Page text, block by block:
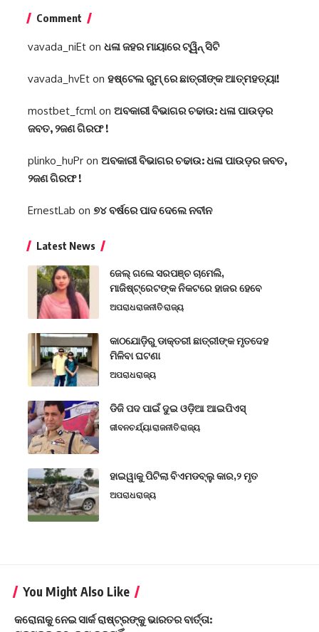
Comment
vavada_niEt on ଧଳା ଜହର ମାୟାରେ ଟ୍ୱିନ୍ ସିଟି
vavada_hvEt on ହଷ୍ଟେଲ ରୁମ୍ ରେ ଛାତ୍ରୀଙ୍କ ଆତ୍ମହତ୍ୟା!
mostbet_fcmlon ଅବକାରୀ ବିଭାଗର ଚଢାଉ: ଧଳା ପାଉଡ଼ର
ଜବତ, ୨ଜଣ ଗିରଫ !
plinko_huPr on ଅବକାରୀ ବିଭାଗର ଚଢାଉ: ଧଳା ପାଉଡ଼ର ଜବତ,
୨ଜଣ ଗିରଫ !
ErnestLab on ୭୪ ବର୍ଷରେ ପାଦ ଦେଲେ ନବୀନ
Latest News
ଜେଲ୍ ଗଲେ ସରପଞ୍ଚ ଚାମେଲି,
ମାଜିଷ୍ଟ୍ରେଟଙ୍କ ନିକଟରେ ହାଜର ହେବେ
ଅପରାଧରାଜନୀତିରାଜ୍ୟ
କାଠଯୋଡ଼ିରୁ ଡାକ୍ତରୀ ଛାତ୍ରୀଙ୍କ ମୃତଦେହ
ମିଳିବା ଘଟଣା
ଅପରାଧରାଜ୍ୟ
ଡିଜି ପଦ ପାଇଁ ଦୁଇ ଓଡ଼ିଆ ଆଇପିଏସ୍
ଜୀବନଚର୍ଯ୍ୟାରାଜନୀତିରାଜ୍ୟ
ହାଇୱାକୁ ପିଟିଲା ବିଏମଡବ୍ଲୁ କାର,୨ ମୃତ
ଅପରାଧରାଜ୍ୟ
You Might Also Like
କରୋନାକୁ ନେଇ ସାର୍କ ରାଷ୍ଟ୍ରଙ୍କୁ ଭାରତର ବାର୍ତ୍ତା: